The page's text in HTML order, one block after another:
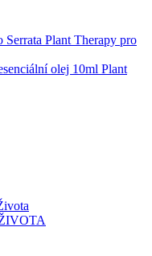
olej 10ml Plant